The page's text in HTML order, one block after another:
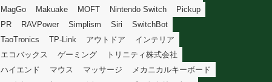
MagGo
Makuake MOFT Nintendo Switch
Pickup
PR
RAVPower Simplism Siri
SwitchBot
TaoTronics
TP-Link アウトドア
インテリア
エコバックス
ゲーミング
トリニティ株式会社
ハイエンド
マウス マッサージ
メカニカルキーボード